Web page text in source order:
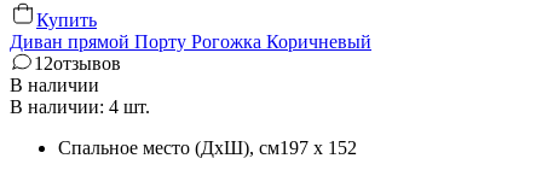
Купить
Диван прямой Порту Рогожка Коричневый
12отзывов
В наличии
В наличии: 4 шт.
Спальное место (ДхШ), см197 x 152